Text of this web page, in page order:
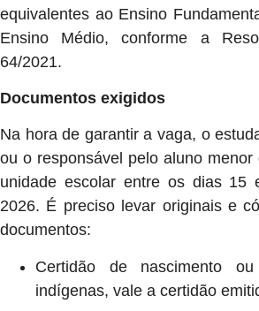
equivalentes ao Ensino
Ensino Médio, conforme a
64/2021.
Documentos exigidos
Na hora de garantir a vaga, o
ou o responsável pelo aluno
unidade escolar entre os dias 15
2026. É preciso levar originais e
documentos:
Certidão de nascimento
indígenas, vale a certidão